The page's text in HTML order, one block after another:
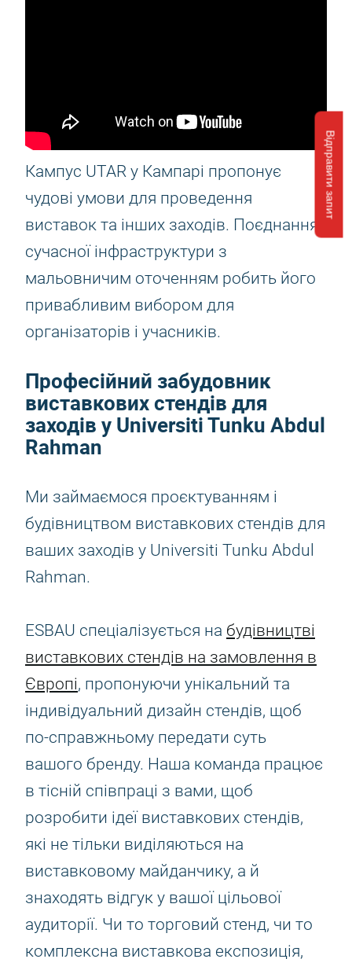
Відправити запит
Кампус UTAR у Кампарі пропонує
чудові умови для проведення
виставок та інших заходів. Поєднання
сучасної інфраструктури з
мальовничим оточенням робить його
привабливим вибором для
організаторів і учасників.
Професійний забудовник
виставкових стендів для
заходів у Universiti Tunku Abdul
Rahman
Ми займаємося проєктуванням і
будівництвом виставкових стендів для
ваших заходів у Universiti Tunku Abdul
Rahman.
ESBAU спеціалізується на будівництві
виставкових стендів на замовлення в
Європі, пропонуючи унікальний та
індивідуальний дизайн стендів, щоб
по-справжньому передати суть
вашого бренду. Наша команда працює
в тісній співпраці з вами, щоб
розробити ідеї виставкових стендів,
які не тільки виділяються на
виставковому майданчику, а й
знаходять відгук у вашої цільової
аудиторії. Чи то торговий стенд, чи то
комплексна виставкова експозиція,